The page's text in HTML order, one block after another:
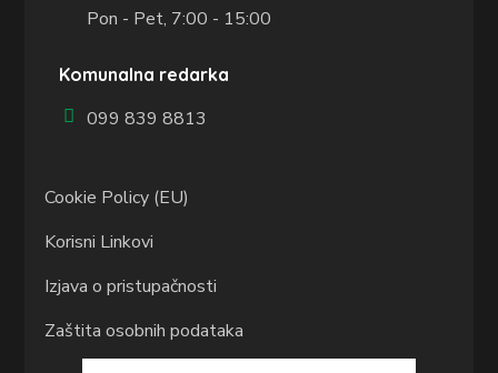
Pon - Pet, 7:00 - 15:00
Komunalna redarka
099 839 8813
Cookie Policy (EU)
Korisni Linkovi
Izjava o pristupačnosti
Zaštita osobnih podataka